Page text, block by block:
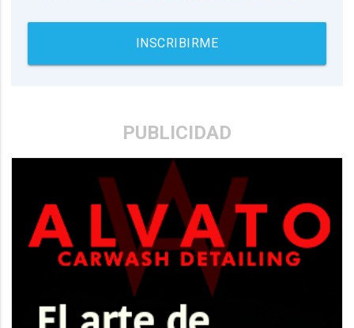
INSCRIBIRME
PUBLICIDAD